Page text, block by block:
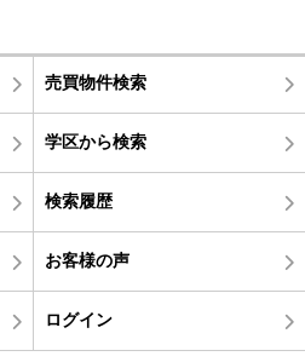
売買物件検索
学区から検索
検索履歴
お客様の声
ログイン